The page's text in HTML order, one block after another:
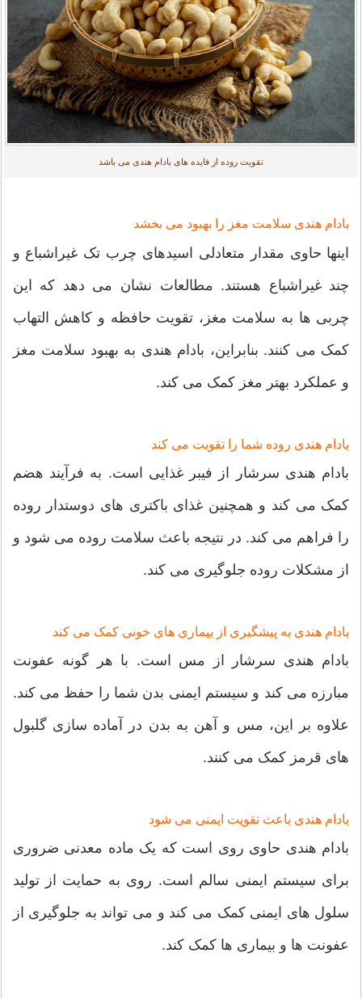
تقویت روده از فایده های بادام هندی می باشد
بادام هندی سلامت مغز را بهبود می بخشد
اینها حاوی مقدار متعادلی اسیدهای چرب تک غیراشباع و
چند غیراشباع هستند. مطالعات نشان می دهد که این
چربی ها به سلامت مغز، تقویت حافظه و کاهش التهاب
کمک می کنند. بنابراین، بادام هندی به بهبود سلامت مغز
و عملکرد بهتر مغز کمک می کند.
بادام هندی روده شما را تقویت می کند
بادام هندی سرشار از فیبر غذایی است. به فرآیند هضم
کمک می کند و همچنین غذای باکتری های دوستدار روده
را فراهم می کند. در نتیجه باعث سلامت روده می شود و
از مشکلات روده جلوگیری می کند.
بادام هندی به پیشگیری از بیماری های خونی کمک می کند
بادام هندی سرشار از مس است. با هر گونه عفونت
مبارزه می کند و سیستم ایمنی بدن شما را حفظ می کند.
علاوه بر این، مس و آهن به بدن در آماده سازی گلبول
های قرمز کمک می کنند.
بادام هندی باعث تقویت ایمنی می شود
بادام هندی حاوی روی است که یک ماده معدنی ضروری
برای سیستم ایمنی سالم است. روی به حمایت از تولید
سلول های ایمنی کمک می کند و می تواند به جلوگیری از
عفونت ها و بیماری ها کمک کند.